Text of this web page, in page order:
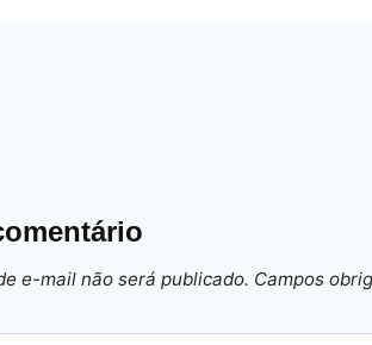
e-mail não será publicado. Campos